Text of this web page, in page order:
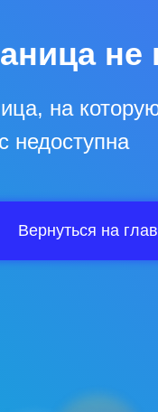
не
на
недоступна
Вернуться на